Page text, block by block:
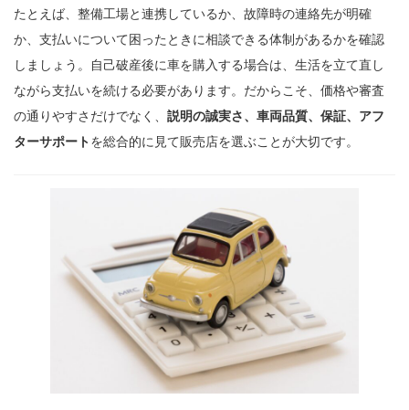
たとえば、整備工場と連携しているか、故障時の連絡先が明確
か、支払いについて困ったときに相談できる体制があるかを確認
しましょう。自己破産後に車を購入する場合は、生活を立て直し
ながら支払いを続ける必要があります。だからこそ、価格や審査
の通りやすさだけでなく、 説明の誠実さ、車両品質、保証、アフ
ターサポート を総合的に見て販売店を選ぶことが大切です。